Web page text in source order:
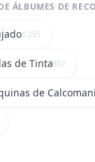
ÁLBUMES DE
1.255
de Tinta852
de